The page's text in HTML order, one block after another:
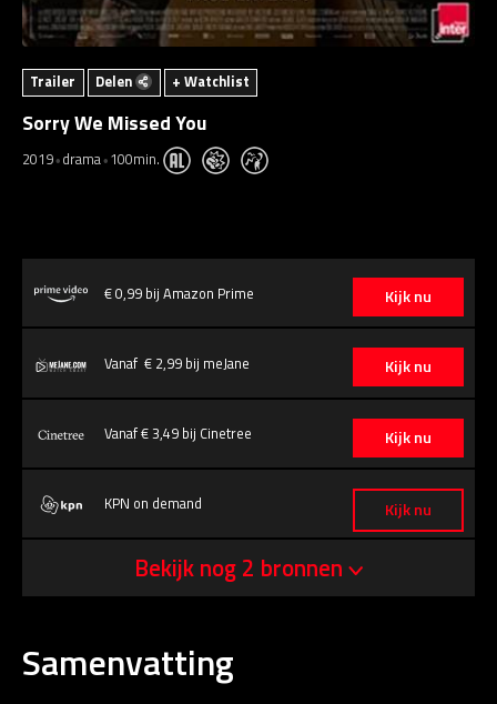
Trailer Delen + Watchlist
Sorry We Missed You
2019 drama 100min.
Kijk nu
€ 0,99 bij Amazon Prime
Kijk nu
Vanaf € 2,99 bij meJane
Kijk nu
Vanaf € 3,49 bij Cinetree
Kijk nu
KPN on demand
Bekijk nog 2 bronnen
Samenvatting